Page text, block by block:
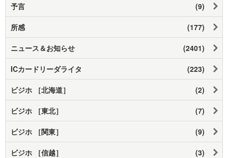
予言 (9)
所感 (177)
ニュース＆お知らせ (2401)
ICカードリーダライタ (223)
ビジホ ［北海道］ (2)
ビジホ ［東北］ (7)
ビジホ ［関東］ (9)
ビジホ ［信越］ (3)